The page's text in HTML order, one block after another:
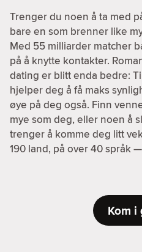
Trenger du noen å ta med
bare en som brenner like
Med 55 milliarder matcher
på å knytte kontakter.
dating er blitt enda bedre:
hjelper deg å få maks
øye på deg også. Finn
mye som deg, eller noen å
trenger å komme deg litt
190 land, på over 40 språk
Kom i